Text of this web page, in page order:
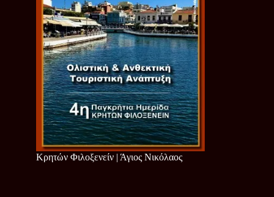
Κρητών Φιλοξενείν | Άγιος Νικόλαος